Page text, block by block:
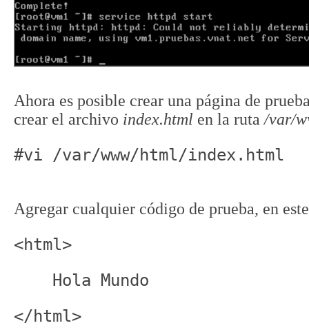
Ahora es posible crear una página de
crear el archivo index.html en la ruta/var/
#vi /var/www/html/index.html
Agregar cualquier código de prueba, en
<html>
Hola Mundo
</html>